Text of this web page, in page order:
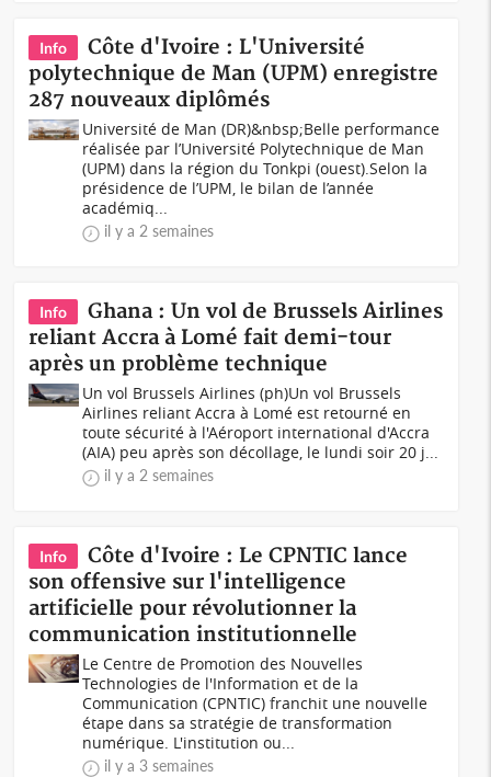
Info
Côte d'Ivoire : L'Université
polytechnique de Man (UPM) enregistre
287 nouveaux diplômés
Université de Man (DR)&nbsp;Belle performance
réalisée par l’Université Polytechnique de Man
(UPM) dans la région du Tonkpi (ouest).Selon la
présidence de l’UPM, le bilan de l’année
académiq...
il y a 2 semaines
Info
Ghana : Un vol de Brussels Airlines
reliant Accra à Lomé fait demi-tour
après un problème technique
Un vol Brussels Airlines (ph)Un vol Brussels
Airlines reliant Accra à Lomé est retourné en
toute sécurité à l'Aéroport international d'Accra
(AIA) peu après son décollage, le lundi soir 20 j...
il y a 2 semaines
Info
Côte d'Ivoire : Le CPNTIC lance
son offensive sur l'intelligence
artificielle pour révolutionner la
communication institutionnelle
Le Centre de Promotion des Nouvelles
Technologies de l'Information et de la
Communication (CPNTIC) franchit une nouvelle
étape dans sa stratégie de transformation
numérique. L'institution ou...
il y a 3 semaines